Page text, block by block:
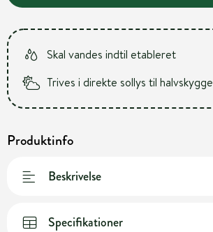
Skal vandes indtil etableret
Trives i direkte sollys til halvskygge
Produktinfo
Beskrivelse
Specifikationer